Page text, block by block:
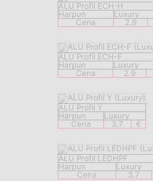
ALU Profil ECH-H
Harpun
Luxury
Cena
2.9
ALU Profil ECH-F
Harpun
Luxury
Cena
2.9
ALU Profil Y
Harpun
Luxury
Cena
3.7 €
ALU Profil LEDHPF
Harpun
Luxury
Cena
3.7